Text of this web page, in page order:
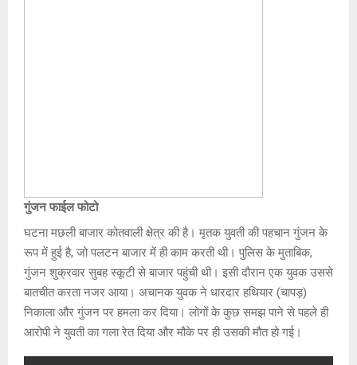
गुंजन फाईल फोटो
घटना मछली बाजार कोतवाली क्षेत्र की है। मृतक युवती की पहचान गुंजन के
रूप में हुई है, जो पलटन बाजार में ही काम करती थी। पुलिस के मुताबिक,
गुंजन शुक्रवार सुबह स्कूटी से बाजार पहुंची थी। इसी दौरान एक युवक उससे
बातचीत करता नजर आया। अचानक युवक ने धारदार हथियार (चापड़)
निकाला और गुंजन पर हमला कर दिया। लोगों के कुछ समझ पाने से पहले ही
आरोपी ने युवती का गला रेत दिया और मौके पर ही उसकी मौत हो गई।